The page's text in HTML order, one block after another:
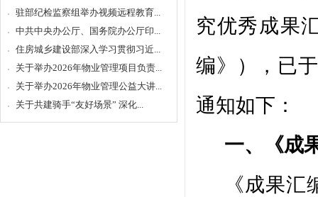
驻部纪检监察组举办视频远程教育...
中共中央办公厅、国务院办公厅印...
住房城乡建设部深入学习贯彻习近...
关于举办2026年物业管理项目负责...
关于举办2026年物业管理公益大讲...
关于共建骑手“友好场景” 深化...
究优秀成果
编》
） ， 已于
通知如下：
一、《成
《成果